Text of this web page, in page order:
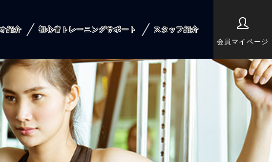
紹介 初心者トレーニングサポート
スタッフ紹介
会員マイページ